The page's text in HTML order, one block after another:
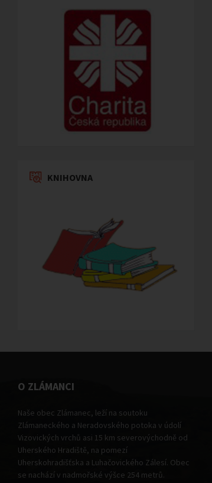
KNIHOVNA
O ZLÁMANCI
Naše obec Zlámanec, leží na soutoku
Zlámaneckého a Neradovského potoka v údolí
Vizovických vrchů asi 15 km severovýchodně od
Uherského Hradiště, na pomezí
Uherskohradišťska a Luhačovického Zálesí. Obec
se nachází v nadmořské výšce 254 metrů.